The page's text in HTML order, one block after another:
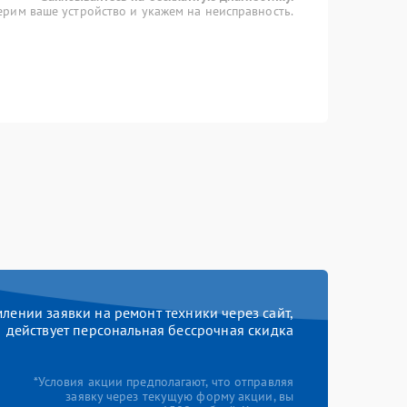
ваше устройство и укажем на неисправность.
заявки на ремонт техники через сайт,
действует персональная бессрочная скидка
*Условия акции предполагают, что отправляя
заявку через текущую форму акции, вы